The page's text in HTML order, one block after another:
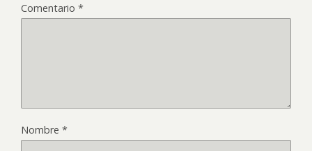
Comentario *
Nombre *